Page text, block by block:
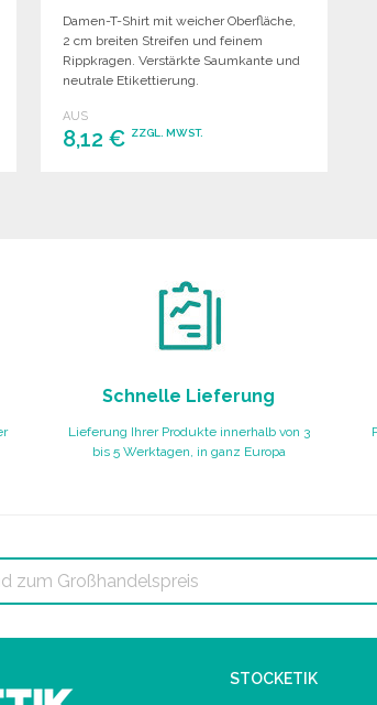
Damen-T-Shirt mit weicher Oberfläche,
2 cm breiten Streifen und feinem
Rippkragen. Verstärkte Saumkante und
neutrale Etikettierung.
AUS
8,12 € ZZGL. MWST.
Schnelle Lieferung
Lieferung Ihrer Produkte innerhalb von 3
bis 5 Werktagen, in ganz Europa
STOCKETIK